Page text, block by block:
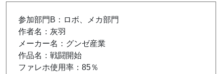
参加部門B：ロボ、メカ部門
作者名：灰羽
メーカー名：グンゼ産業
作品名：戦闘開始
ファレホ使用率：85％